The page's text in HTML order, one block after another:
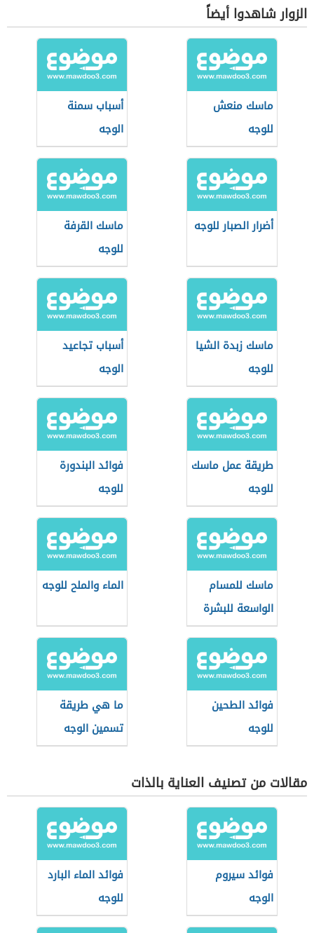
الزوار شاهدوا أيضاً
ماسك منعش
للوجه
أسباب سمنة
الوجه
أضرار الصبار للوجه
ماسك القرفة
للوجه
ماسك زبدة الشيا
للوجه
أسباب تجاعيد
الوجه
طريقة عمل ماسك
للوجه
فوائد البندورة
للوجه
ماسك للمسام
الواسعة للبشرة
الدهنية
الماء والملح للوجه
فوائد الطحين
للوجه
ما هي طريقة
تسمين الوجه
مقالات من تصنيف العناية بالذات
فوائد سيروم
الوجه
فوائد الماء البارد
للوجه